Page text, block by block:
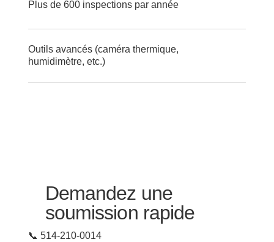
Demandez une
soumission rapide
📞 514-210-0014
Plus de 600 inspections par année
Outils avancés (caméra thermique,
humidimètre, etc.)